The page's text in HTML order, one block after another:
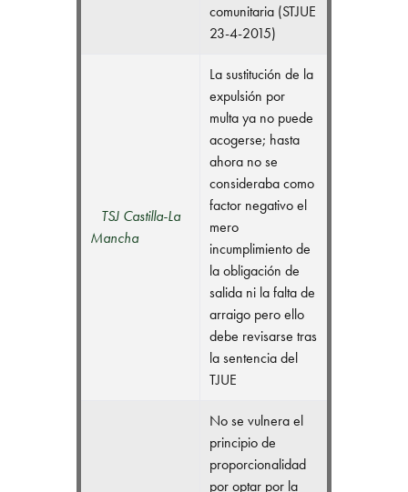
comunitaria (STJUE
23-4-2015)
TSJ Castilla-La
Mancha
La sustitución de la
expulsión por
multa ya no puede
acogerse; hasta
ahora no se
consideraba como
factor negativo el
mero
incumplimiento de
la obligación de
salida ni la falta de
arraigo pero ello
debe revisarse tras
la sentencia del
TJUE
No se vulnera el
principio de
proporcionalidad
por optar por la